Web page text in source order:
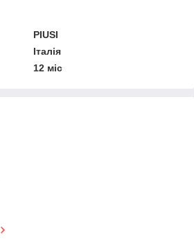
PIUSI
Італія
12 міс